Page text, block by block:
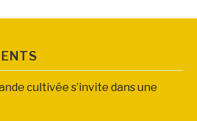
cultivée s’invite dans une